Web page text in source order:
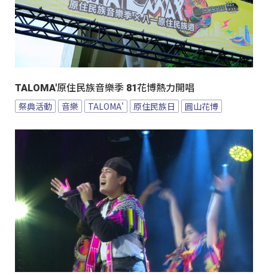
TALOMA'原住民族音樂季 81花博熱力開唱
祭典活動 音樂 TALOMA' 原住民族日 圓山花博